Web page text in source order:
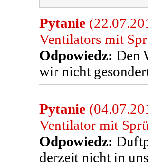
Pytanie
Ventilators mit
Odpowiedz: Den
wir nicht
Pytanie
Ventilator mit
Odpowiedz:
derzeit nicht in